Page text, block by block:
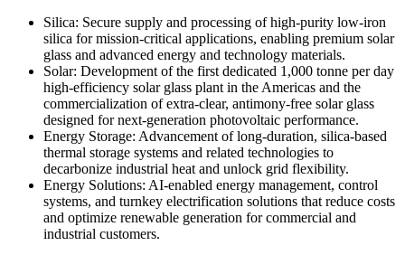
Silica: Secure supply and processing of high-purity low-iron
silica for mission-critical applications, enabling premium solar
glass and advanced energy and technology materials.
Solar: Development of the first dedicated 1,000 tonne per day
high-efficiency solar glass plant in the Americas and the
commercialization of extra-clear, antimony-free solar glass
designed for next-generation photovoltaic performance.
Energy Storage: Advancement of long-duration, silica-based
thermal storage systems and related technologies to
decarbonize industrial heat and unlock grid flexibility.
Energy Solutions: AI-enabled energy management, control
systems, and turnkey electrification solutions that reduce costs
and optimize renewable generation for commercial and
industrial customers.